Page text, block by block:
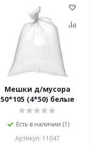
Мешки д/мусора
50*105 (4*50) белые
Есть в наличии (1)
Артикул: 11047